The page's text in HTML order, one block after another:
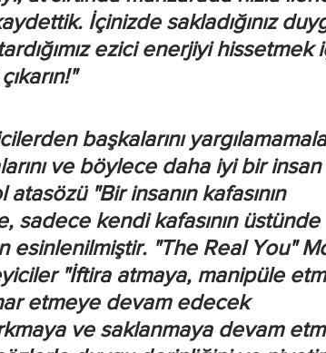
İçinizde sakladığınız
ezici enerjiyi hissetmek
başkalarını
ve böylece daha iyi bir insan
atasözü "Bir insanın kafasının
sadece kendi kafasının üstünde
esinlenilmiştir. "The Real You"
"İftira atmaya, manipüle
etmeye devam edecek
ve saklanmaya devam